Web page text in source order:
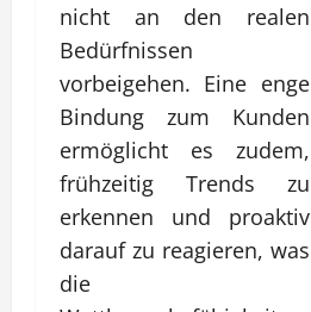
nicht an den realen
Bedürfnissen
vorbeigehen. Eine enge
Bindung zum Kunden
ermöglicht es zudem,
frühzeitig Trends zu
erkennen und proaktiv
darauf zu reagieren, was
die